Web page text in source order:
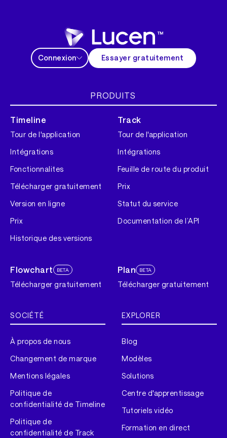
Connexion Essayer gratuitement
PRODUITS
Timeline
Tour de l'application
Intégrations
Fonctionnalites
Télécharger gratuitement
Version en ligne
Prix
Historique des versions
Track
Tour de l'application
Intégrations
Feuille de route du produit
Prix
Statut du service
Documentation de l’API
Flowchart BETA
Télécharger gratuitement
Plan BETA
Télécharger gratuitement
SOCIÉTÉ
À propos de nous
Changement de marque
Mentions légales
Politique de
confidentialité de Timeline
Politique de
confidentialité de Track
EXPLORER
Blog
Modèles
Solutions
Centre d'apprentissage
Tutoriels vidéo
Formation en direct